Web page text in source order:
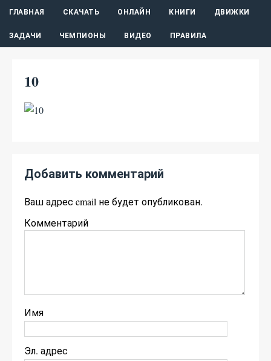
ГЛАВНАЯ СКАЧАТЬ ОНЛАЙН КНИГИ ДВИЖКИ
ЗАДАЧИ ЧЕМПИОНЫ ВИДЕО ПРАВИЛА
10
Добавить комментарий
Ваш адрес email не будет опубликован.
Комментарий
Имя
Эл. адрес